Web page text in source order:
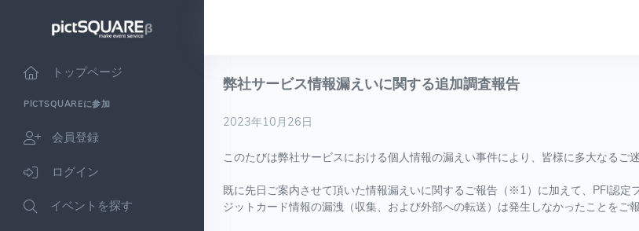
トップページ
PICTSQUAREに参加
会員登録
ログイン
イベントを探す
弊社サービス情報漏えいに関する追加調査報告
2023年10月26日
このたびは弊社サービスにおける個人情報の漏えい事件により、皆様に多大なるご
既に先日ご案内させて頂いた情報漏えいに関するご報告（※1）に加えて、PFI認
ジットカード情報の漏洩（収集、および外部への転送）は発生しなかったことをご